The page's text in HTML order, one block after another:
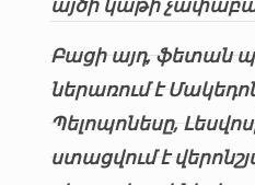
Բացի այդ, ֆետան
ներառում է
Պելոպոնեսը,
ստացվում է